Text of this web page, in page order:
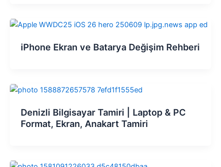
iPhone Ekran ve Batarya Değişim Rehberi
Denizli Bilgisayar Tamiri | Laptop & PC
Format, Ekran, Anakart Tamiri